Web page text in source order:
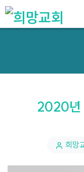
2020년
희망